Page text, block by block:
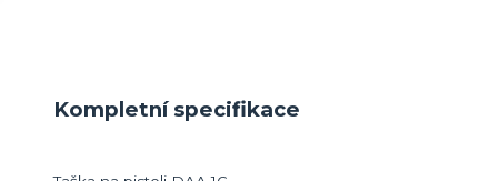
Kompletní specifikace